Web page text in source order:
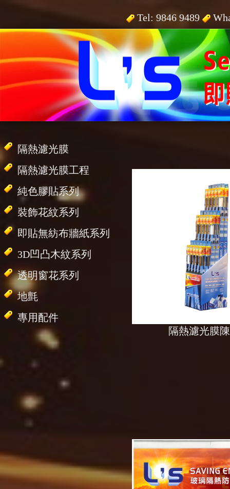
Tel: 9846 9489
隔熱濾光膜
隔熱濾光膜工程
純色膠貼系列
裝飾花紋系列
即貼無紡布牆紙系列
3D凹凸木紋系列
透明窗花系列
地氈
專用配件
隔熱濾光膜